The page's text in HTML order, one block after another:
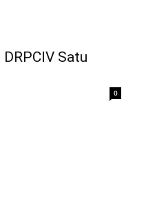
Satu
0